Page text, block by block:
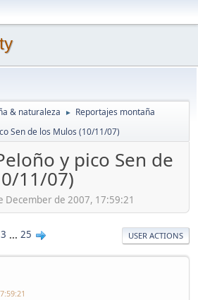
& naturaleza ► Reportajes montaña
Sen de los Mulos (10/11/07)
y pico Sen de
11/07)
December de 2007, 17:59:21
3 ... 25 USER ACTIONS